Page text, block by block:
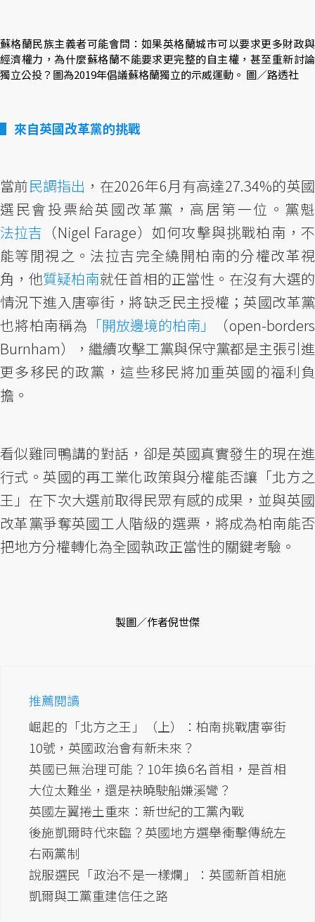
蘇格蘭民族主義者可能會問：如果英格蘭城市可以要求更多財政與
經濟權力，為什麼蘇格蘭不能要求更完整的自主權，甚至重新討論
獨立公投？圖為2019年倡議蘇格蘭獨立的示威運動。 圖／路透社
來自英國改革黨的挑戰
當前民調指出 ，在2026年6月有高達27.34%的英國
選民會投票給英國改革黨，高居第一位。黨魁
法拉吉 （Nigel Farage）如何攻擊與挑戰柏南，不
能等閒視之。法拉吉完全繞開柏南的分權改革視
角，他質疑柏南就任首相的正當性。在沒有大選的
情況下進入唐寧街，將缺乏民主授權；英國改革黨
也將柏南稱為 「開放邊境的柏南」
（open-borders
Burnham），繼續攻擊工黨與保守黨都是主張引進
更多移民的政黨，這些移民將加重英國的福利負
擔。
看似雞同鴨講的對話，卻是英國真實發生的現在進
行式。英國的再工業化政策與分權能否讓「北方之
王」在下次大選前取得民眾有感的成果，並與英國
改革黨爭奪英國工人階級的選票，將成為柏南能否
把地方分權轉化為全國執政正當性的關鍵考驗。
製圖／作者倪世傑
推薦閱讀
崛起的「北方之王」（上）：柏南挑戰唐寧街
10號，英國政治會有新未來？
英國已無治理可能？10年換6名首相，是首相
大位太難坐，還是袂曉駛船嫌溪彎？
英國左翼捲土重來：新世紀的工黨內戰
後施凱爾時代來臨？英國地方選舉衝擊傳統左
右兩黨制
說服選民「政治不是一樣爛」：英國新首相施
凱爾與工黨重建信任之路